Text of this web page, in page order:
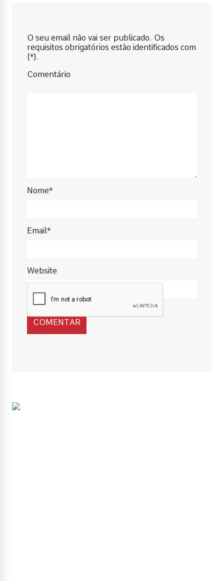
O seu email não vai ser publicado. Os
requisitos obrigatórios estão identificados com
(*).
Comentário
Nome*
Email*
Website